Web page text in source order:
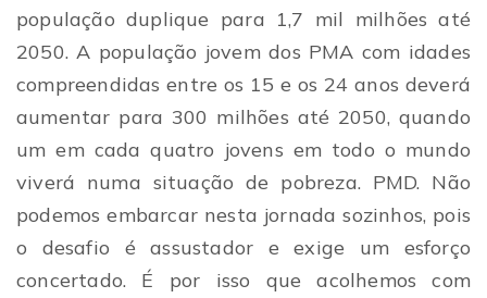
população duplique para 1,7 mil milhões até
2050. A população jovem dos PMA com idades
compreendidas entre os 15 e os 24 anos deverá
aumentar para 300 milhões até 2050, quando
um em cada quatro jovens em todo o mundo
viverá numa situação de pobreza. PMD. Não
podemos embarcar nesta jornada sozinhos, pois
o desafio é assustador e exige um esforço
concertado. É por isso que acolhemos com